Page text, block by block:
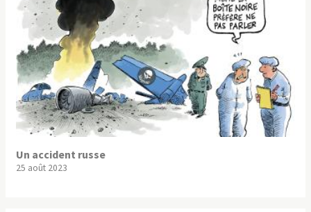
Un accident russe
25 août 2023